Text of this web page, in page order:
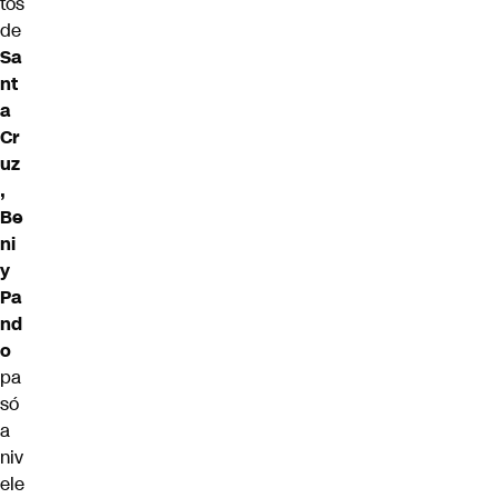
de
Sa
nt
a
Cr
uz
,
Be
ni
y
Pa
nd
o
pa
só
a
niv
ele